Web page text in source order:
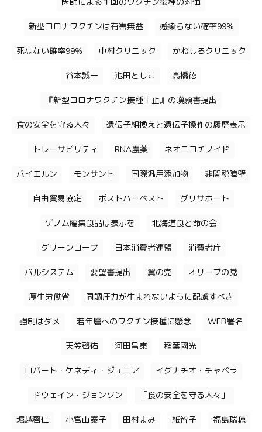
新型コロナワクチンは有害無益 感染らない確率99%
死なない確率99% 中村クリニック かねしろクリニック
谷本誠一 池田としこ 高橋徳
『新型コロナワクチン接種中止』の嘆願書提出
食の安全を守る人々 遺伝子組換えと遺伝子操作の履歴表示
トレーサビリティ RNA農薬 ネオニコチノイド
バイエルン モンサント 国際汎用添加物 非関税障壁
自由貿易協定 ポストハーベスト グリサホート
ゲノム編集食品は表示を 北海道食と命の会
グリーンコープ 日本消費者連盟 消費者庁
パルシステム 要望書提出 翼の党 オリーブの党
厚生労働省 同調圧力が生まれないように配慮すべき
強制はダメ 若年層へのワクチン接種に懸念 WEB署名
天笠啓佑 河田昌東 稲葉國光
ロバート・ケネディ・ジュニア イグナチオ・チャペラ
ドウェイン・ジョンソン 「食の安全を守る人々」
堀越啓仁 小宮山泰子 田村まみ 紙智子 福島瑞穂